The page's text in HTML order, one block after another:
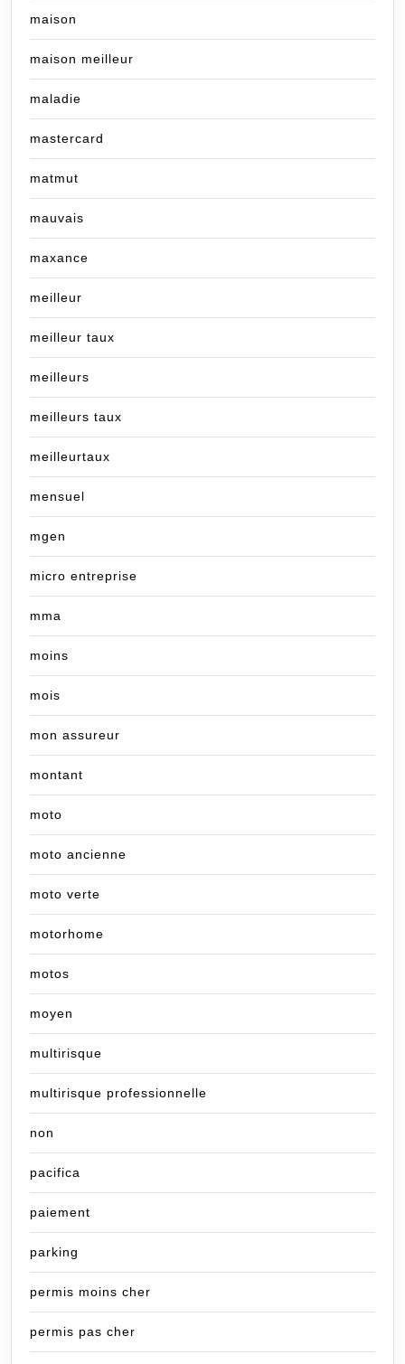
maison
maison meilleur
maladie
mastercard
matmut
mauvais
maxance
meilleur
meilleur taux
meilleurs
meilleurs taux
meilleurtaux
mensuel
mgen
micro entreprise
mma
moins
mois
mon assureur
montant
moto
moto ancienne
moto verte
motorhome
motos
moyen
multirisque
multirisque professionnelle
non
pacifica
paiement
parking
permis moins cher
permis pas cher